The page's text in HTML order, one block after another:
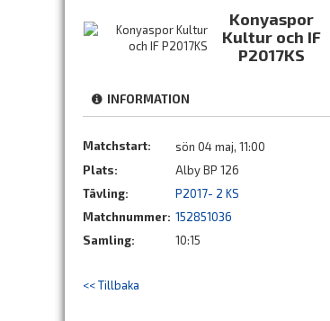
Konyaspor
Kultur och IF
P2017KS
INFORMATION
Matchstart:
sön 04 maj, 11:00
Plats:
Alby BP 126
Tävling:
P2017- 2 KS
Matchnummer: 152851036
Samling:
10:15
<< Tillbaka